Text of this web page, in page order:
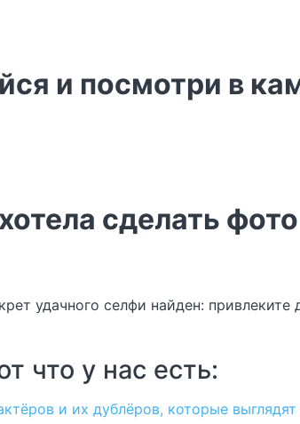
и посмотри в
сделать
удачного селфи найден:
что у нас есть:
и их дублёров, которые